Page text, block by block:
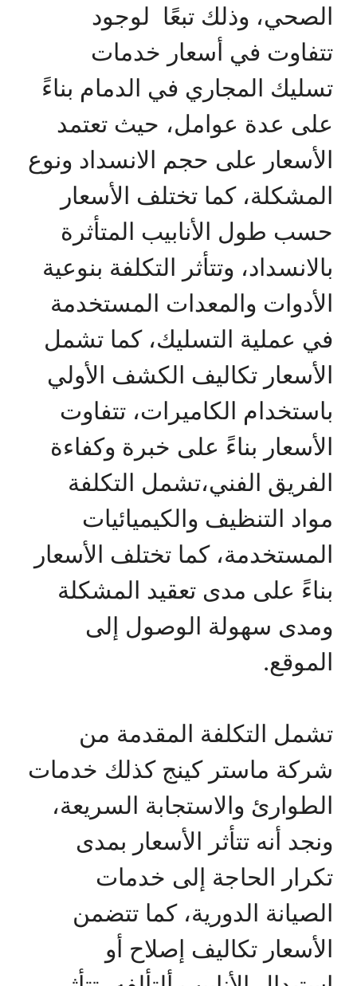
الصحي، وذلك تبعًا لوجود
تتفاوت في أسعار خدمات
تسليك المجاري في الدمام بناءً
على عدة عوامل، حيث تعتمد
الأسعار على حجم الانسداد ونوع
المشكلة، كما تختلف الأسعار
حسب طول الأنابيب المتأثرة
بالانسداد، وتتأثر التكلفة بنوعية
الأدوات والمعدات المستخدمة
في عملية التسليك، كما تشمل
الأسعار تكاليف الكشف الأولي
باستخدام الكاميرات، تتفاوت
الأسعار بناءً على خبرة وكفاءة
الفريق الفني،تشمل التكلفة
مواد التنظيف والكيميائيات
المستخدمة، كما تختلف الأسعار
بناءً على مدى تعقيد المشكلة
ومدى سهولة الوصول إلى
الموقع.
تشمل التكلفة المقدمة من
شركة ماستر كينج كذلك خدمات
الطوارئ والاستجابة السريعة،
ونجد أنه تتأثر الأسعار بمدى
تكرار الحاجة إلى خدمات
الصيانة الدورية، كما تتضمن
الأسعار تكاليف إصلاح أو